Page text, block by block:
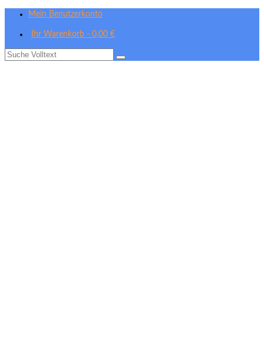
Mein Benutzerkonto
Ihr Warenkorb - 0,00 €
Suche